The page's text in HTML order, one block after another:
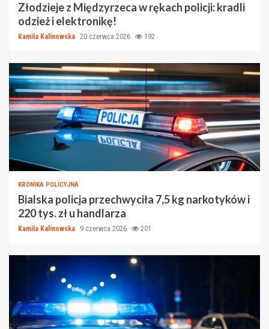
Złodzieje z Międzyrzeca w rękach policji: kradli
odzież i elektronikę!
Kamila Kalinowska 20 czerwca 2026 192
KRONIKA POLICYJNA
Bialska policja przechwyciła 7,5 kg narkotyków i
220 tys. zł u handlarza
Kamila Kalinowska 9 czerwca 2026 201